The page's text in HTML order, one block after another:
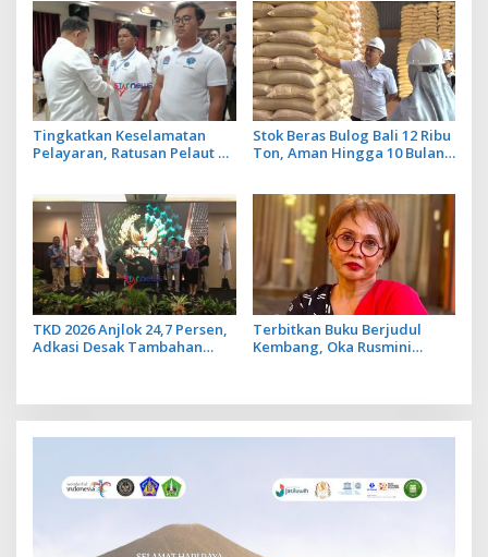
Lancar
Tingkatkan Keselamatan
Pelayaran, Ratusan Pelaut di
Stok Beras Bulog Bali 12 Ribu
Ton, Aman Hingga 10 Bulan
TKD 2026 Anjlok 24,7 Persen,
Adkasi Desak Tambahan
Terbitkan Buku Berjudul
Kembang, Oka Rusmini